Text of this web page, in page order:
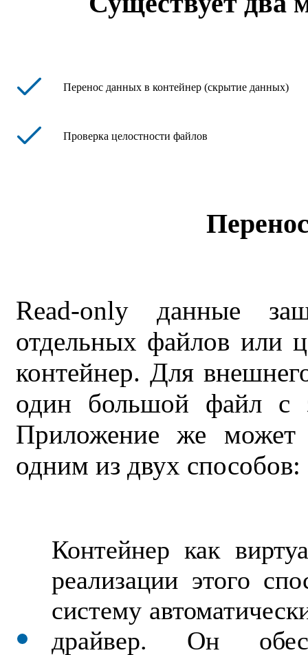
Перенос данных в контейнер (скрытие данных)
Проверка целостности файлов
Read-only данные
отдельных файлов или
контейнер. Для
один большой файл с
Приложение же может
одним из двух способов:
Контейнер как
реализации этого
систему
драйвер. Он